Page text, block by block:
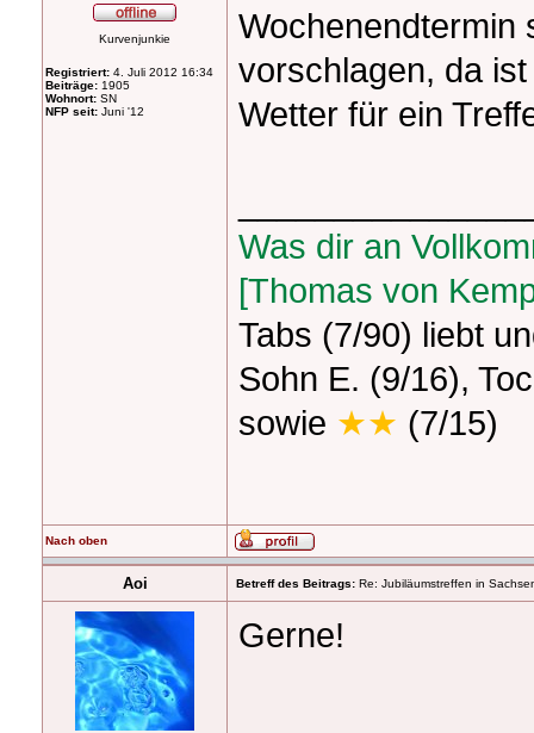
Kurvenjunkie
Registriert: 4. Juli 2012 16:34
Beiträge: 1905
Wohnort: SN
NFP seit: Juni '12
Wochenendtermin
vorschlagen, da
Wetter für ein
Was dir an
[Thomas von
Tabs (7/90) liebt
Sohn E. (9/16),
sowie ★★ (7/15)
Nach oben
Aoi Betreff des Beitrags: Re: Jubiläumstreffen in
Gerne!